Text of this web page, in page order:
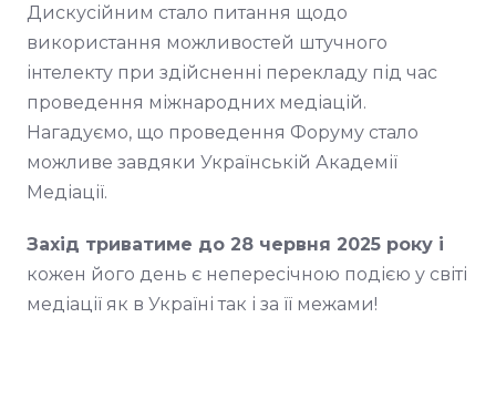
Дискусійним стало питання щодо
використання можливостей штучного
інтелекту при здійсненні перекладу під час
проведення міжнародних медіацій.
Нагадуємо, що проведення Форуму стало
можливе завдяки Українській Академії
Медіації.
Захід триватиме до 28 червня 2025 року і
кожен його день є непересічною подією у світі
медіації як в Україні так і за її межами!